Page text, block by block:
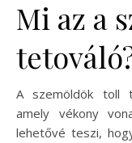
Mi az a
A szemöldök toll
amely vékony
lehetővé teszi,